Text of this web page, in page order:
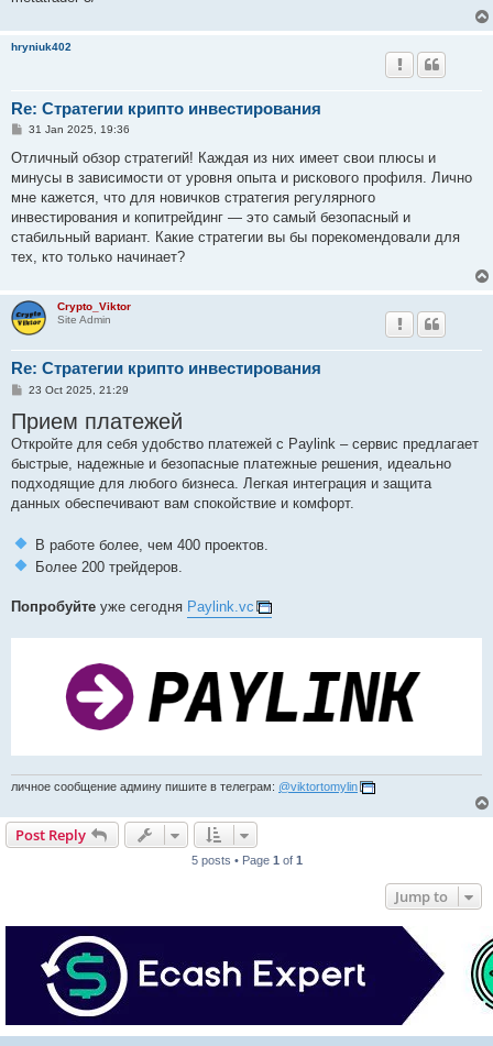
hryniuk402
Re: Стратегии крипто инвестирования
P
s
31 Jan 2025, 19:36
Отличный обзор стратегий! Каждая из них имеет свои плюсы и
минусы в зависимости от уровня опыта и рискового профиля. Лично
мне кажется, что для новичков стратегия регулярного
инвестирования и копитрейдинг — это самый безопасный и
стабильный вариант. Какие стратегии вы бы порекомендовали для
тех, кто только начинает?
Crypto_Viktor
Site Admin
Re: Стратегии крипто инвестирования
P
s
t
23 Oct 2025, 21:29
Прием платежей
Откройте для себя удобство платежей с Paylink – сервис предлагает
быстрые, надежные и безопасные платежные решения, идеально
подходящие для любого бизнеса. Легкая интеграция и защита
данных обеспечивают вам спокойствие и комфорт.
В работе более, чем 400 проектов.
Более 200 трейдеров.
Попробуйте уже сегодня Paylink.vc
личное сообщение админу пишите в телеграм: @viktortomylin
Post Reply
5 posts • Page 1 of 1
Jump to